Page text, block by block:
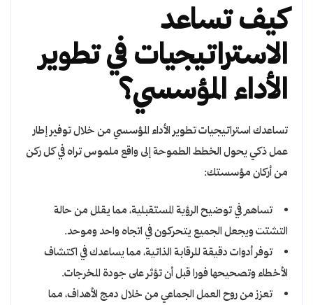
كيف تساعد
الاستراتيجيات في تطوير
الأداء المؤسسي؟
تساعدك استراتيجيات تطوير الأداء المؤسسي من خلال توفير إطار
عمل ذكي يحول الخطط الطموحة إلى واقع ملموس تراه في كل ركن
من أركان مؤسستك:
تساهم في توضيح الرؤية المستقبلية، مما يقلل من حالة
التشتت ويجعل الجميع يتحركون في اتجاه واحد وموحد.
توفر أدوات دقيقة للرقابة الذاتية، مما يساعدك في اكتشاف
الأخطاء وتصحيحها فورا قبل أن تؤثر على جودة المخرجات.
تعزز من روح العمل الجماعي من خلال دمج الأهداف، مما